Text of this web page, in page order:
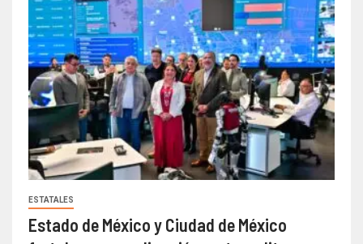
ESTATALES
Estado de México y Ciudad de México